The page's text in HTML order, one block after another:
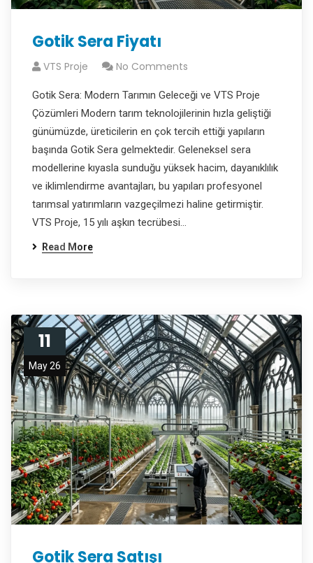
Gotik Sera Fiyatı
VTS Proje No Comments
Gotik Sera: Modern Tarımın Geleceği ve VTS Proje
Çözümleri Modern tarım teknolojilerinin hızla geliştiği
günümüzde, üreticilerin en çok tercih ettiği yapıların
başında Gotik Sera gelmektedir. Geleneksel sera
modellerine kıyasla sunduğu yüksek hacim, dayanıklılık
ve iklimlendirme avantajları, bu yapıları profesyonel
tarımsal yatırımların vazgeçilmezi haline getirmiştir.
VTS Proje, 15 yılı aşkın tecrübesi…
Read More
11
May 26
Gotik Sera Satışı